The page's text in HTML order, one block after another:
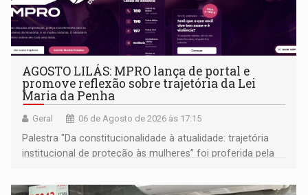
AGOSTO LILÁS: MPRO lança de portal e
promove reflexão sobre trajetória da Lei
Maria da Penha
Geral 06 de Agosto de 2026 às 17:15
Palestra "Da constitucionalidade à atualidade: trajetória
institucional de proteção às mulheres” foi proferida pela
Goiás